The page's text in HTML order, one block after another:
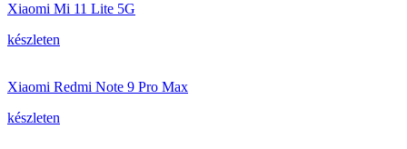
Xiaomi Mi 11 Lite 5G
készleten
Xiaomi Redmi Note 9 Pro Max
készleten